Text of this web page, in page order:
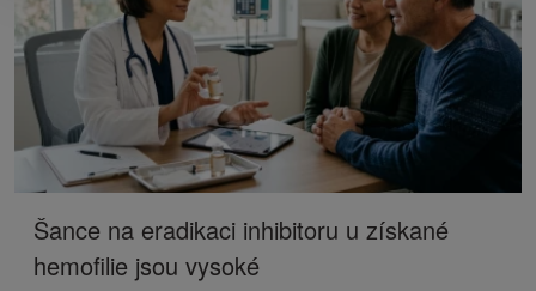
Šance na eradikaci inhibitoru u získané
hemofilie jsou vysoké